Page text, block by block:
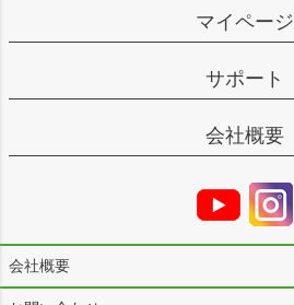
マイページ
サポート
会社概要
会社概要